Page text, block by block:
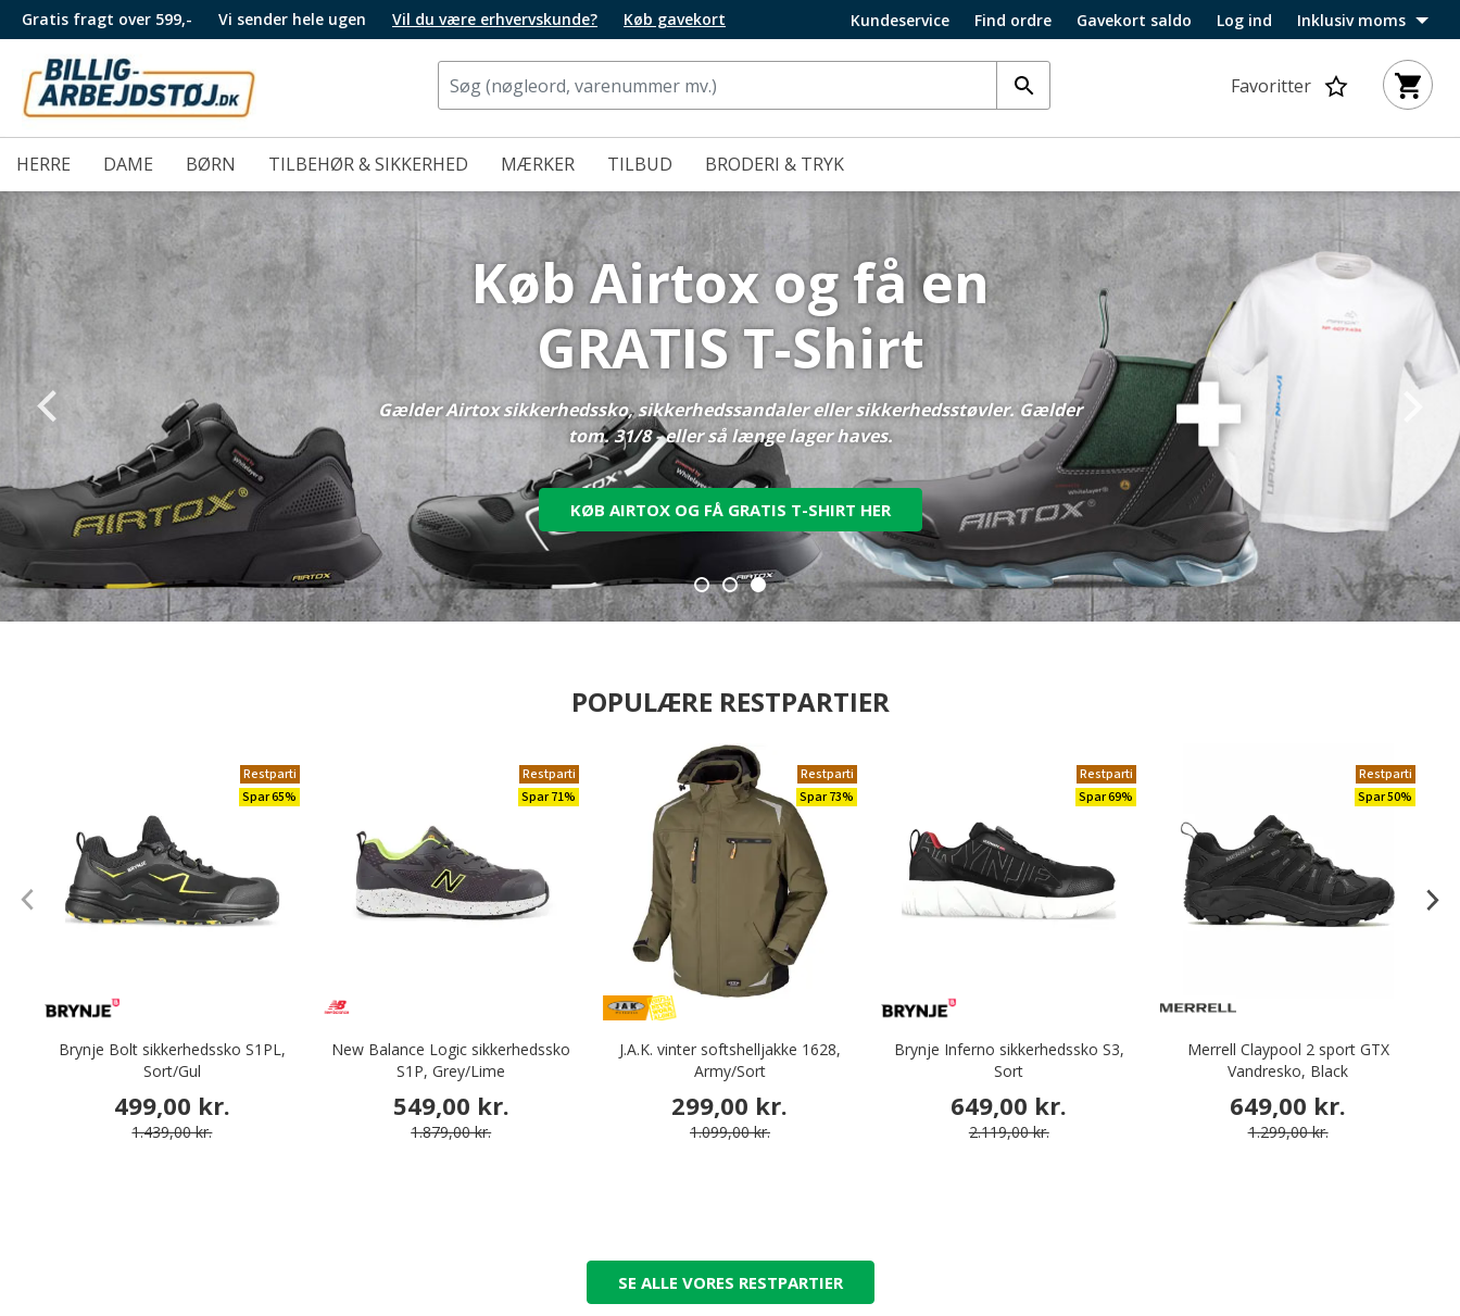
Gratis fragt over 599,- Vi sender hele ugen Vil du være erhvervskunde? Køb gavekort Kundeservice Find ordre Gavekort saldo Log ind Inklusiv moms
Favoritter
HERRE DAME BØRN TILBEHØR & SIKKERHED MÆRKER TILBUD BRODERI & TRYK
Køb Airtox og få en
GRATIS T-Shirt
Gælder Airtox sikkerhedssko, sikkerhedssandaler eller sikkerhedsstøvler. Gælder
tom. 31/8 - eller så længe lager haves.
KØB AIRTOX OG FÅ GRATIS T-SHIRT HER
POPULÆRE RESTPARTIER
Restparti
Spar 65%
Brynje Bolt sikkerhedssko S1PL,
Sort/Gul
499,00 kr.
1.439,00 kr.
Restparti
Spar 71%
New Balance Logic sikkerhedssko
S1P, Grey/Lime
549,00 kr.
1.879,00 kr.
Restparti
Spar 73%
J.A.K. vinter softshelljakke 1628,
Army/Sort
299,00 kr.
1.099,00 kr.
Restparti
Spar 69%
Brynje Inferno sikkerhedssko S3,
Sort
649,00 kr.
2.119,00 kr.
Restparti
Spar 50%
Merrell Claypool 2 sport GTX
Vandresko, Black
649,00 kr.
1.299,00 kr.
SE ALLE VORES RESTPARTIER